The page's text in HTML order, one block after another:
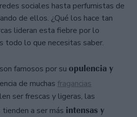
sociales hasta perfumistas de
de ellos. ¿Qué los hace tan
lideran esta fiebre por lo
todo lo que necesitas saber.
famosos por su opulencia y
de muchas fragancias
ser frescas y ligeras, las
a ser más intensas y